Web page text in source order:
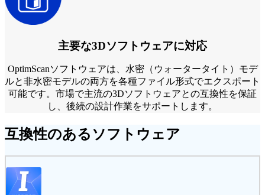
主要な3Dソフトウェアに対応
OptimScanソフトウェアは、水密（ウォータータイト）モデ
ルと非水密モデルの両方を各種ファイル形式でエクスポート
可能です。市場で主流の3Dソフトウェアとの互換性を保証
し、後続の設計作業をサポートします。
互換性のあるソフトウェア